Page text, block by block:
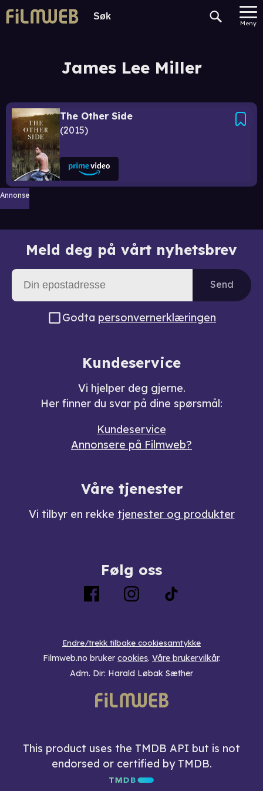
Meny
James Lee Miller
The Other Side
2015
Annonse
Meld deg på vårt nyhetsbrev
Send
Godta personvernerklæringen
Kundeservice
Vi hjelper deg gjerne.
Her finner du svar på dine spørsmål:
Kundeservice
Annonsere på Filmweb?
Våre tjenester
Vi tilbyr en rekke tjenester og produkter
Følg oss
Endre/trekk tilbake cookiesamtykke
Filmweb.no bruker cookies. Våre brukervilkår.
Adm. Dir: Harald Løbak Sæther
This product uses the TMDB API but is not
endorsed or certified by TMDB.